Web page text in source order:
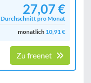
27,07 €
Durchschnitt pro Monat
monatlich 10,91 €
Zu freenet